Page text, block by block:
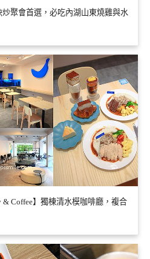
聚會首選，必吃內湖山東燒雞與水
& Coffee】獨棟清水模咖啡廳，複合